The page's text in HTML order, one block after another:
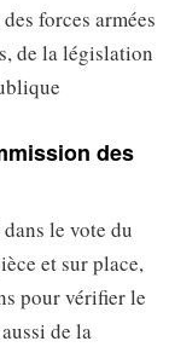
forces armées
de la législation
des
le vote du
et sur place,
pour vérifier le
de la